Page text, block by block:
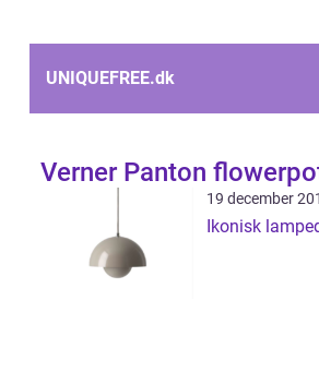
UNIQUEFREE.dk
Verner Panton
19 december
Ikonisk